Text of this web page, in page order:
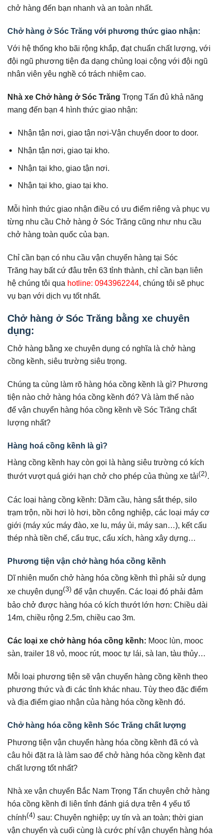
chở hàng đến bạn nhanh và an toàn nhất.
Chở hàng ở Sóc Trăng với phương thức giao nhận:
Với hệ thống kho bãi rộng khắp, đạt chuẩn chất lượng, với
đội ngũ phương tiện đa dạng chủng loại cộng với đội ngũ
nhân viên yêu nghề có trách nhiệm cao.
Nhà xe Chở hàng ở Sóc Trăng Trọng Tấn đủ khả năng
mang đến bạn 4 hình thức giao nhận:
Nhận tận nơi, giao tận nơi-Vận chuyển door to door.
Nhận tận nơi, giao tại kho.
Nhận tại kho, giao tận nơi.
Nhận tại kho, giao tại kho.
Mỗi hình thức giao nhận điều có ưu điểm riêng và phục vụ
từng nhu cầu Chở hàng ở Sóc Trăng cũng như nhu cầu
chở hàng toàn quốc của bạn.
Chỉ cần bạn có nhu cầu vận chuyển hàng tại Sóc
Trăng hay bất cứ đâu trên 63 tỉnh thành, chỉ cần bạn liên
hệ chúng tôi qua hotline: 0943962244, chúng tôi sẽ phục
vụ bạn với dịch vụ tốt nhất.
Chở hàng ở Sóc Trăng bằng xe chuyên
dụng:
Chở hàng bằng xe chuyên dụng có nghĩa là chở hàng
cồng kềnh, siêu trường siêu trọng.
Chúng ta cùng làm rõ hàng hóa cồng kềnh là gì? Phương
tiện nào chở hàng hóa cồng kềnh đó? Và làm thế nào
để vận chuyển hàng hóa cồng kềnh về Sóc Trăng chất
lượng nhất?
Hàng hoá cồng kềnh là gì?
Hàng cồng kềnh hay còn gọi là hàng siêu trường có kích
thướt vượt quá giới hạn chở cho phép của thùng xe tải(2).
Các loại hàng cồng kềnh: Dầm cầu, hàng sắt thép, silo
trạm trộn, nồi hơi lò hơi, bồn công nghiệp, các loại máy cơ
giới (máy xúc máy đào, xe lu, máy ủi, máy san…), kết cấu
thép nhà tiền chế, cẩu trục, cẩu xích, hàng xây dựng…
Phương tiện vận chở hàng hóa cồng kềnh
Dĩ nhiên muốn chở hàng hóa cồng kềnh thì phải sử dụng
xe chuyên dụng(3) để vận chuyển. Các loại đó phải đảm
bảo chở được hàng hóa có kích thướt lớn hơn: Chiều dài
14m, chiều rộng 2.5m, chiều cao 3m.
Các loại xe chở hàng hóa cồng kềnh: Mooc lùn, mooc
sàn, trailer 18 vỏ, mooc rút, mooc tự lái, sà lan, tàu thủy…
Mỗi loại phương tiện sẽ vận chuyển hàng cồng kềnh theo
phương thức và đi các tỉnh khác nhau. Tùy theo đặc điểm
và địa điểm giao nhận của hàng hóa cồng kềnh đó.
Chở hàng hóa cồng kềnh Sóc Trăng chất lượng
Phương tiện vận chuyển hàng hóa cồng kềnh đã có và
câu hỏi đặt ra là làm sao để chở hàng hóa cồng kềnh đạt
chất lượng tốt nhất?
Nhà xe vận chuyển Bắc Nam Trọng Tấn chuyên chở hàng
hóa cồng kềnh đi liên tỉnh đánh giá dựa trên 4 yếu tố
chính(4) sau: Chuyên nghiệp; uy tín và an toàn; thời gian
vận chuyển và cuối cùng là cước phí vận chuyển hàng hóa